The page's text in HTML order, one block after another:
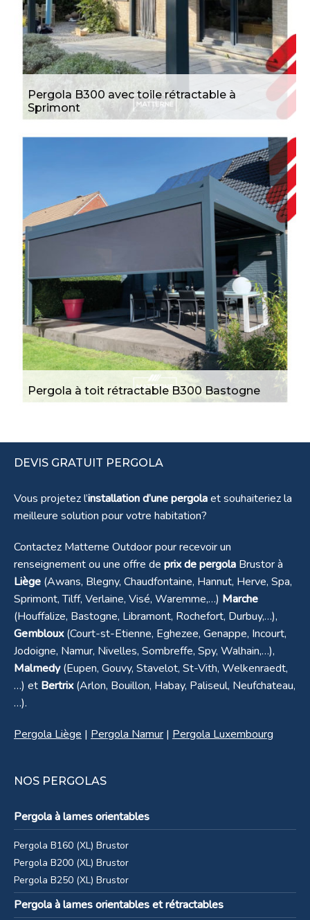
Pergola B600S et screen de porte
Pergola B300 avec toile rétractable à
Sprimont
Pergola B300 avec toile rétractable à
Pergola à toit rétractable B300 Bastogne
Bastogne
DEVIS GRATUIT PERGOLA
Vous projetez l’installation d’une pergolaet souhaiteriez la
meilleure solution pour votre habitation?
Contactez Matterne Outdoor pour recevoir un
renseignement ou une offre de prix de pergola Brustor à
Liège (Awans, Blegny, Chaudfontaine, Hannut, Herve, Spa,
Sprimont, Tilff, Verlaine, Visé, Waremme,…) Marche
(Houffalize, Bastogne, Libramont, Rochefort, Durbuy,…),
Gembloux(Court-st-Etienne, Eghezee, Genappe, Incourt,
Jodoigne, Namur, Nivelles, Sombreffe, Spy, Walhain,…),
Malmedy(Eupen, Gouvy, Stavelot, St-Vith, Welkenraedt,
…) et Bertrix(Arlon, Bouillon, Habay, Paliseul, Neufchateau,
…).
Pergola Liège | Pergola Namur | Pergola Luxembourg
NOS PERGOLAS
Pergola à lames orientables
Pergola B160 (XL) Brustor
Pergola B200 (XL) Brustor
Pergola B250 (XL) Brustor
Pergola à lames orientables et rétractables